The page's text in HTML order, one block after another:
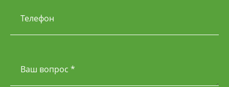
Телефон
Ваш вопрос *